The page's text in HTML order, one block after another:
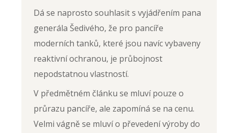
Dá se naprosto souhlasit s vyjádřením pana
generála Šedivého, že pro pancíře
moderních tanků, které jsou navíc vybaveny
reaktivní ochranou, je průbojnost
nepodstatnou vlastností.
V předmětném článku se mluví pouze o
průrazu pancíře, ale zapomíná se na cenu.
Velmi vágně se mluví o převedení výroby do